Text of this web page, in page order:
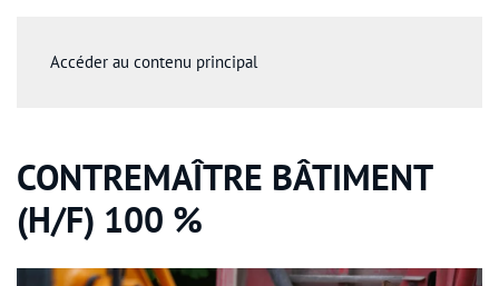
Accéder au contenu principal
CONTREMAÎTRE BÂTIMENT
(H/F) 100 %